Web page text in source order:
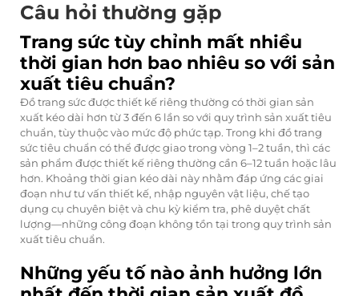
Câu hỏi thường gặp
Trang sức tùy chỉnh mất nhiều
thời gian hơn bao nhiêu so với sản
xuất tiêu chuẩn?
Đồ trang sức được thiết kế riêng thường có thời gian sản
xuất kéo dài hơn từ 3 đến 6 lần so với quy trình sản xuất tiêu
chuẩn, tùy thuộc vào mức độ phức tạp. Trong khi đồ trang
sức tiêu chuẩn có thể được giao trong vòng 1–2 tuần, thì các
sản phẩm được thiết kế riêng thường cần 6–12 tuần hoặc lâu
hơn. Khoảng thời gian kéo dài này nhằm đáp ứng các giai
đoạn như tư vấn thiết kế, nhập nguyên vật liệu, chế tạo
dụng cụ chuyên biệt và chu kỳ kiểm tra, phê duyệt chất
lượng—những công đoạn không tồn tại trong quy trình sản
xuất tiêu chuẩn.
Những yếu tố nào ảnh hưởng lớn